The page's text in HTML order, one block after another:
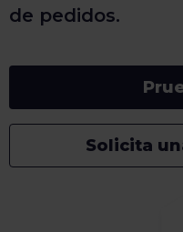
de pedidos.
Solicita